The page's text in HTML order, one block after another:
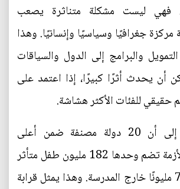
ليست مشكلة متناثرة يصعب
مركزة جغرافيًا وسياسيًا وإنسانيًا. وهذا
والبرامج إلى الدول والسياقات
أن يحدث أثرًا كبيرًا، إذا اعتمد على
حقيقي للفئات الأكثر هشاشة.
وتشير الدراسة إلى أن 20 دولة مصنفة ضمن أعلى
مستويات شدة الأزمة تضم وحدها 182 مليون طفل متأثر
بالأزمات، منهم 74 مليونًا خارج المدرسة. وهذا يمثل قرابة